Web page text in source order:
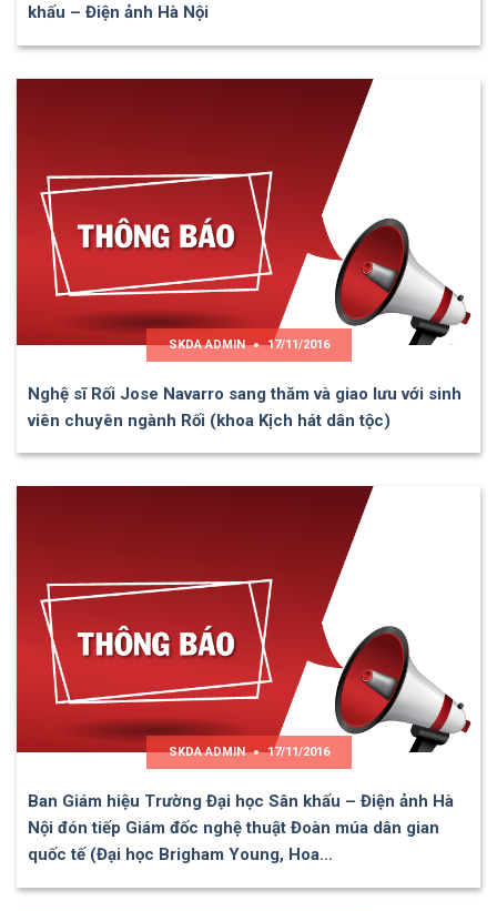
khấu – Điện ảnh Hà Nội
SKDA ADMIN 17/11/2016
Nghệ sĩ Rối Jose Navarro sang thăm và giao lưu với sinh
viên chuyên ngành Rối (khoa Kịch hát dân tộc)
SKDA ADMIN 17/11/2016
Ban Giám hiệu Trường Đại học Sân khấu – Điện ảnh Hà
Nội đón tiếp Giám đốc nghệ thuật Đoàn múa dân gian
quốc tế (Đại học Brigham Young, Hoa…